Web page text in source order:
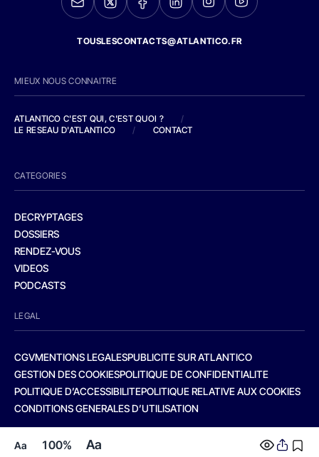
Aa 100% Aa
TOUSLESCONTACTS@ATLANTICO.FR
MIEUX NOUS CONNAITRE
ATLANTICO C'EST QUI, C'EST QUOI ?
/
LE RESEAU D'ATLANTICO
/ CONTACT
CATEGORIES
DECRYPTAGES
DOSSIERS
RENDEZ-VOUS
VIDEOS
PODCASTS
LEGAL
CGVMENTIONS LEGALESPUBLICITE SUR ATLANTICO
GESTION DES COOKIESPOLITIQUE DE CONFIDENTIALITE
POLITIQUE D’ACCESSIBILITEPOLITIQUE RELATIVE AUX COOKIES
CONDITIONS GENERALES D’UTILISATION